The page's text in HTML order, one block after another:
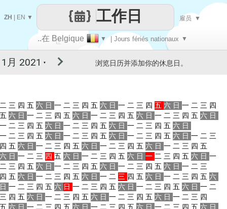
让
..在 Belgique ▼ | Jours fériés nationaux ▼
工作日
ZH EN ▼ 雇员 ▼
▼ 浏览日历并添加你的休息日。
二 三 四 五 六 日 一 二 三 四 五 六 日 一 二 三 四 五 六 日 一 二 三 四
五 六 日 一 二 三 四 五 六 日 一 二 三 四 五 六 日 一 二 三 四 五 六 日
一 二 三 四 五 六 日 一 二 三 四 五 六 日 一 二 三 四 五 六 日
一 二 三 四 五 六 日 一 二 三 四 五 六 日 一 二 三 四 五 六 日 一 二 三
四 五 六 日 一 二 三 四 五 六 日 一 二 三 四 五 六 日 一 二 三 四 五
六 日 一 二 三 四 五 六 日 一 二 三 四 五 六 日 一 二 三 四 五 六 日 一
二 三 四 五 六 日 一 二 三 四 五 六 日 一 二 三 四 五 六 日 一 二 三
四 五 六 日 一 二 三 四 五 六 日 一 二 三 四 五 六 日 一 二 三 四 五 六
日 一 二 三 四 五 六 日 一 二 三 四 五 六 日 一 二 三 四 五 六 日 一 二
三 四 五 六 日 一 二 三 四 五 六 日 一 二 三 四 五 六 日 一 二 三 四
五 六 日 一 二 三 四 五 六 日 一 二 三 四 五 六 日 一 二 三 四 五 六 日